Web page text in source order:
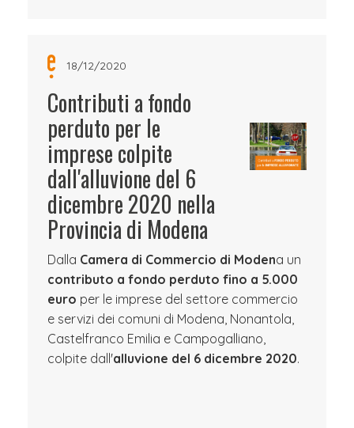
18/12/2020
Contributi a fondo
perduto per le
imprese colpite
dall'alluvione del 6
dicembre 2020 nella
Provincia di Modena
Dalla Camera di Commercio di Modena un
contributo a fondo perduto fino a 5.000
euro per le imprese del settore commercio
e servizi dei comuni di Modena, Nonantola,
Castelfranco Emilia e Campogalliano,
colpite dall'alluvione del 6 dicembre 2020.